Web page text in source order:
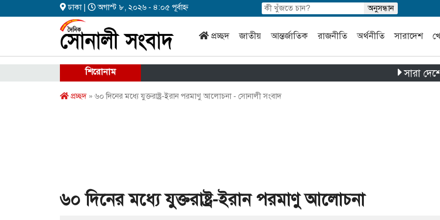
ঢাকা | অগাস্ট ৮, ২০২৬ - ৪:০৫ পূর্বাহ্ন
প্রচ্ছদ জাতীয় আন্তর্জাতিক রাজনীতি অর্থনীতি সারাদেশ
শিরোনাম সারা দেশে পৃথক
প্রচ্ছদ» ৬০ দিনের মধ্যে যুক্তরাষ্ট্র-ইরান পরমাণু আলোচনা - সোনালী সংবাদ
৬০ দিনের মধ্যে যুক্তরাষ্ট্র-ইরান পরমাণু আলোচনা